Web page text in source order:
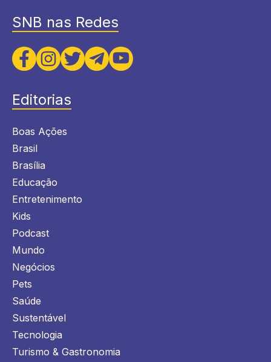
SNB nas Redes
Editorias
Boas Ações
Brasil
Brasília
Educação
Entretenimento
Kids
Podcast
Mundo
Negócios
Pets
Saúde
Sustentável
Tecnologia
Turismo & Gastronomia